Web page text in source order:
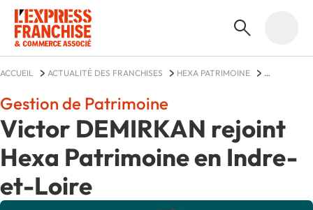
ACCUEIL ACTUALITÉ DES FRANCHISES
HEXA PATRIMOINE
Victor DEMIRKAN rejoint
Hexa Patrimoine en Indre-
et-Loire
Gestion de Patrimoine